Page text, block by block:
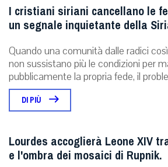
I cristiani siriani cancellano le
un segnale inquietante della
Quando una comunità dalle radici
non sussistano più le condizioni per
pubblicamente la propria fede, il
DI PIÙ
Lourdes accoglierà Leone XIV
e l'ombra dei mosaici di Rupnik.